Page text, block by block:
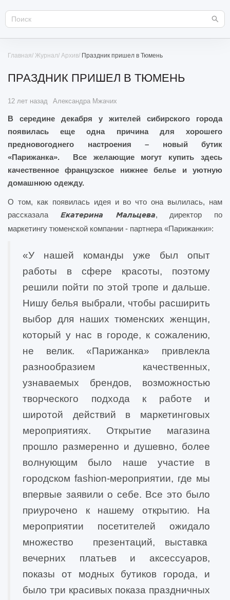
Главная Журнал Архив Праздник пришел в Тюмень
ПРАЗДНИК ПРИШЕЛ В ТЮМЕНЬ
12 лет назад Александра Мжачих
В середине декабря у жителей сибирского города
появилась еще одна причина для хорошего
предновогоднего настроения – новый бутик
«Парижанка». Все желающие могут купить здесь
качественное французское нижнее белье и уютную
домашнюю одежду.
О том, как появилась идея и во что она вылилась, нам
рассказала
Екатерина Мальцева, директор по
маркетингу тюменской компании - партнера «Парижанки»:
«У нашей команды уже был опыт
работы в сфере красоты, поэтому
решили пойти по этой тропе и дальше.
Нишу белья выбрали, чтобы расширить
выбор для наших тюменских женщин,
который у нас в городе, к сожалению,
не велик. «Парижанка» привлекла
разнообразием качественных,
узнаваемых брендов, возможностью
творческого подхода к работе и
широтой действий в маркетинговых
мероприятиях. Открытие магазина
прошло размеренно и душевно, более
волнующим было наше участие в
городском fashion-мероприятии, где мы
впервые заявили о себе. Все это было
приурочено к нашему открытию. На
мероприятии посетителей ожидало
множество презентаций, выставка
вечерних платьев и аксессуаров,
показы от модных бутиков города, и
было три красивых показа праздничных